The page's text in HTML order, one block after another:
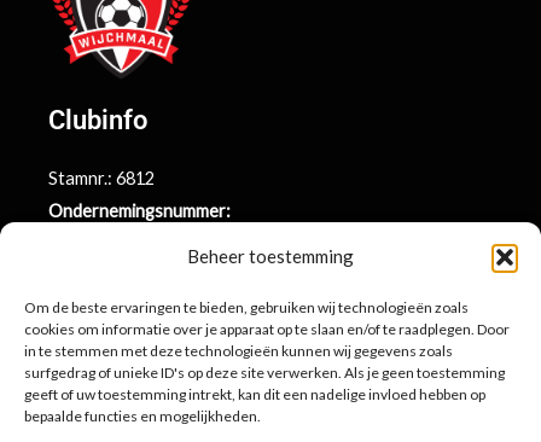
Beheer toestemming
Om de beste ervaringen te bieden, gebruiken wij technologieën zoals
cookies om informatie over je apparaat op te slaan en/of te raadplegen. Door
in te stemmen met deze technologieën kunnen wij gegevens zoals
surfgedrag of unieke ID's op deze site verwerken. Als je geen toestemming
geeft of uw toestemming intrekt, kan dit een nadelige invloed hebben op
bepaalde functies en mogelijkheden.
Clubinfo
Stamnr.: 6812
Ondernemingsnummer:
BE71 9731 6439 9169
Contactinformatie